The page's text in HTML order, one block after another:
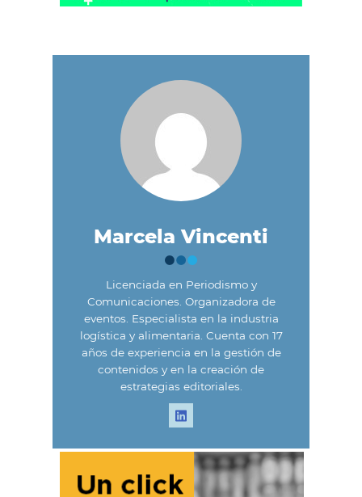
Marcela Vincenti
Licenciada en Periodismo y
Comunicaciones. Organizadora de
eventos. Especialista en la industria
logística y alimentaria. Cuenta con 17
años de experiencia en la gestión de
contenidos y en la creación de
estrategias editoriales.